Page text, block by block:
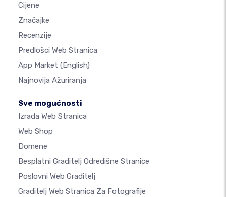
Cijene
Značajke
Recenzije
Predlošci Web Stranica
App Market (English)
Najnovija Ažuriranja
Sve mogućnosti
Izrada Web Stranica
Web Shop
Domene
Besplatni Graditelj Odredišne Stranice
Poslovni Web Graditelj
Graditelj Web Stranica Za Fotografije